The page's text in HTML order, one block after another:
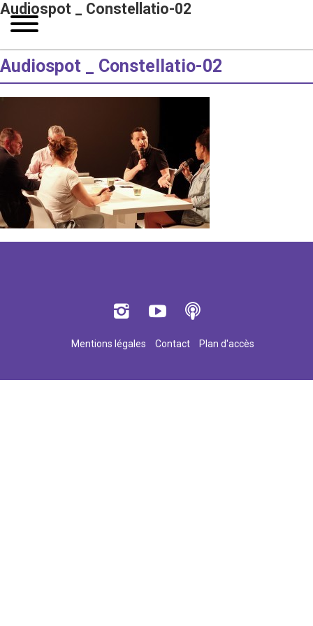
Audiospot _ Constellatio-02
Audiospot _ Constellatio-02
Mentions légales Contact Plan d'accès